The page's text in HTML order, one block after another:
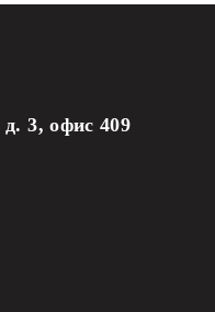
3, офис 409